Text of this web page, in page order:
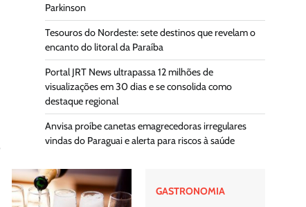
Parkinson
Tesouros do Nordeste: sete destinos que revelam o
encanto do litoral da Paraíba
Portal JRT News ultrapassa 12 milhões de
visualizações em 30 dias e se consolida como
destaque regional
Anvisa proíbe canetas emagrecedoras irregulares
vindas do Paraguai e alerta para riscos à saúde
GASTRONOMIA